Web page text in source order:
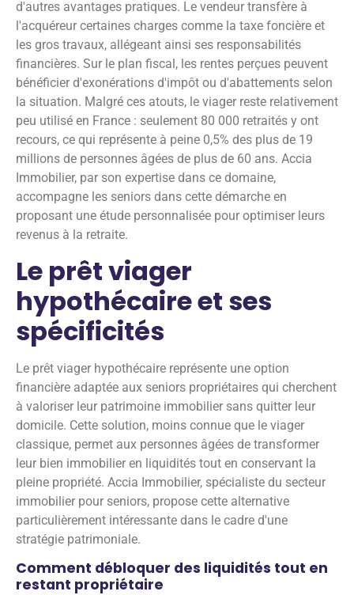
d'autres avantages pratiques. Le vendeur transfère à
l'acquéreur certaines charges comme la taxe foncière et
les gros travaux, allégeant ainsi ses responsabilités
financières. Sur le plan fiscal, les rentes perçues peuvent
bénéficier d'exonérations d'impôt ou d'abattements selon
la situation. Malgré ces atouts, le viager reste relativement
peu utilisé en France : seulement 80 000 retraités y ont
recours, ce qui représente à peine 0,5% des plus de 19
millions de personnes âgées de plus de 60 ans. Accia
Immobilier, par son expertise dans ce domaine,
accompagne les seniors dans cette démarche en
proposant une étude personnalisée pour optimiser leurs
revenus à la retraite.
Le prêt viager
hypothécaire et ses
spécificités
Le prêt viager hypothécaire représente une option
financière adaptée aux seniors propriétaires qui cherchent
à valoriser leur patrimoine immobilier sans quitter leur
domicile. Cette solution, moins connue que le viager
classique, permet aux personnes âgées de transformer
leur bien immobilier en liquidités tout en conservant la
pleine propriété. Accia Immobilier, spécialiste du secteur
immobilier pour seniors, propose cette alternative
particulièrement intéressante dans le cadre d'une
stratégie patrimoniale.
Comment débloquer des liquidités tout en
restant propriétaire